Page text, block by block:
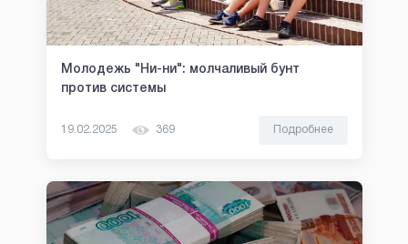
Молодежь "Ни-ни": молчаливый бунт
против системы
19.02.2025 369 Подробнее